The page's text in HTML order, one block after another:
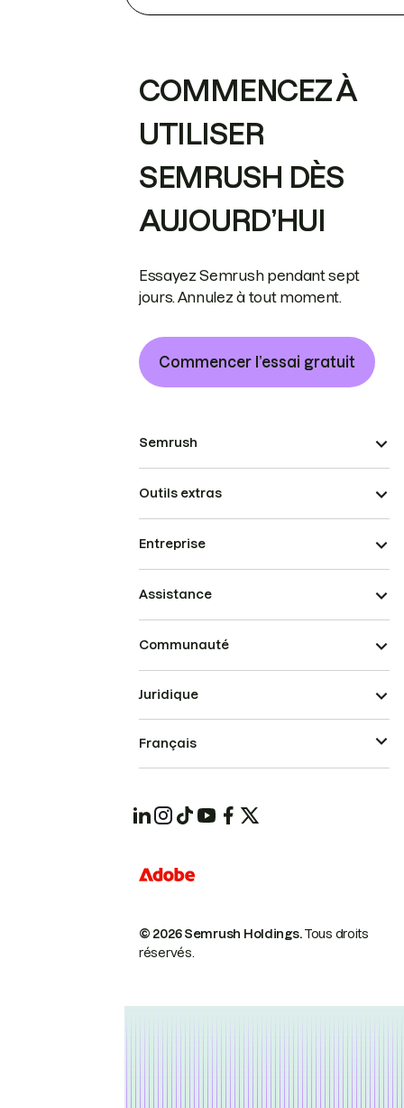
COMMENCEZ À
UTILISER
SEMRUSH DÈS
AUJOURD’HUI
Essayez Semrush pendant sept
jours. Annulez à tout moment.
Commencer l’essai gratuit
Semrush
Outils extras
Entreprise
Assistance
Communauté
© 2026 Semrush Holdings.Tous droits
réservés.
Juridique
Français